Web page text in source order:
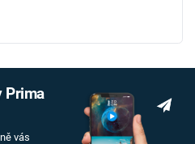
Prima
vás